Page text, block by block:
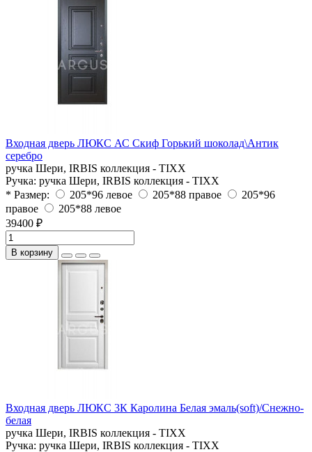
Входная дверь ЛЮКС АС Скиф Горький шоколад\Антик
серебро
ручка Шери, IRBIS коллекция - TIXX
Ручка: ручка Шери, IRBIS коллекция - TIXX
* Размер:
205*96 левое 205*88 правое
205*96
правое
205*88 левое
39400 ₽
В корзину
Входная дверь ЛЮКС 3К Каролина Белая эмаль(soft)/Снежно-
белая
ручка Шери, IRBIS коллекция - TIXX
Ручка: ручка Шери, IRBIS коллекция - TIXX